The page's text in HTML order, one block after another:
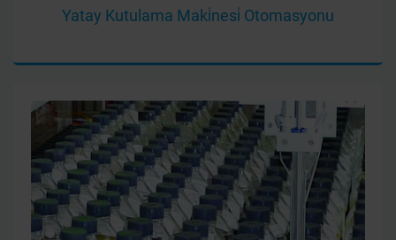
Yatay Kutulama Maki̇nesi̇ Otomasyonu